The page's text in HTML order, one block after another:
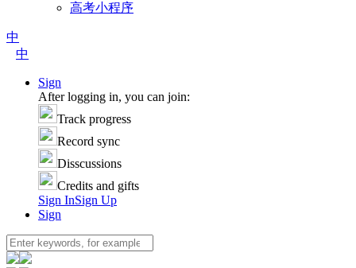
高考小程序
中
中
Sign
After logging in, you can join:
Track progress
Record sync
Disscussions
Credits and gifts
Sign InSign Up
Sign